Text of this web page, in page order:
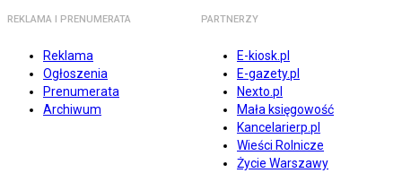
REKLAMA I PRENUMERATA
Reklama
Ogłoszenia
Prenumerata
Archiwum
PARTNERZY
E-kiosk.pl
E-gazety.pl
Nexto.pl
Mała księgowość
Kancelarierp.pl
Wieści Rolnicze
Życie Warszawy